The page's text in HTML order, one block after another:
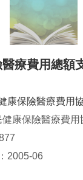
療費用總額
康保險醫療費用
康保險醫療費用
2005-06